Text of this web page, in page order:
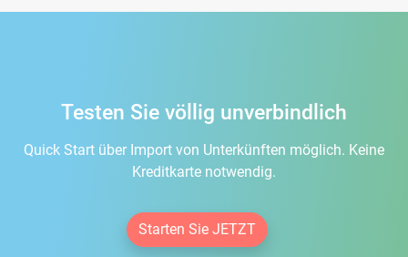
Testen Sie völlig unverbindlich
Quick Start über Import von Unterkünften möglich. Keine
Kreditkarte notwendig.
Starten Sie JETZT